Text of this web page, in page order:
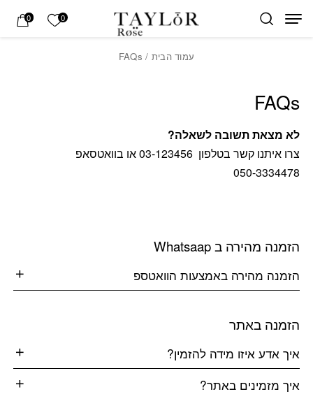
Skip to Content
0 הרשימה
0
עמוד הבית / FAQs
FAQs
לא מצאת תשובה לשאלה?
צרו איתנו קשר בטלפון
03-123456
או בוואטסאפ
050-3334478
הזמנה מהירה ב Whatsaap
הזמנה מהירה באמצעות הוואטספ
הזמנה באתר
איך אדע איזו מידה להזמין?
איך מזמינים באתר?
בחזרה למעלה